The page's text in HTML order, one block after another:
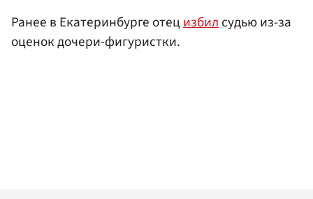
Ранее в Екатеринбурге отецизбилсудью из-за
оценок дочери-фигуристки.